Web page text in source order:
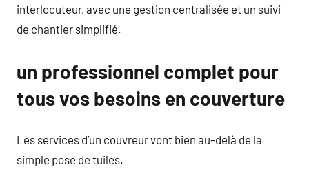
interlocuteur, avec une gestion centralisée et un suivi
de chantier simplifié.
un professionnel complet pour
tous vos besoins en couverture
Les services d’un couvreur vont bien au-delà de la
simple pose de tuiles.